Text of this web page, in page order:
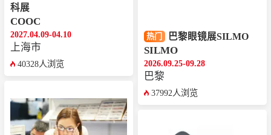
科展
COOC
2027.04.09-04.10
上海市
40328人浏览
热门 巴黎眼镜展SILMO
SILMO
2026.09.25-09.28
巴黎
37992人浏览